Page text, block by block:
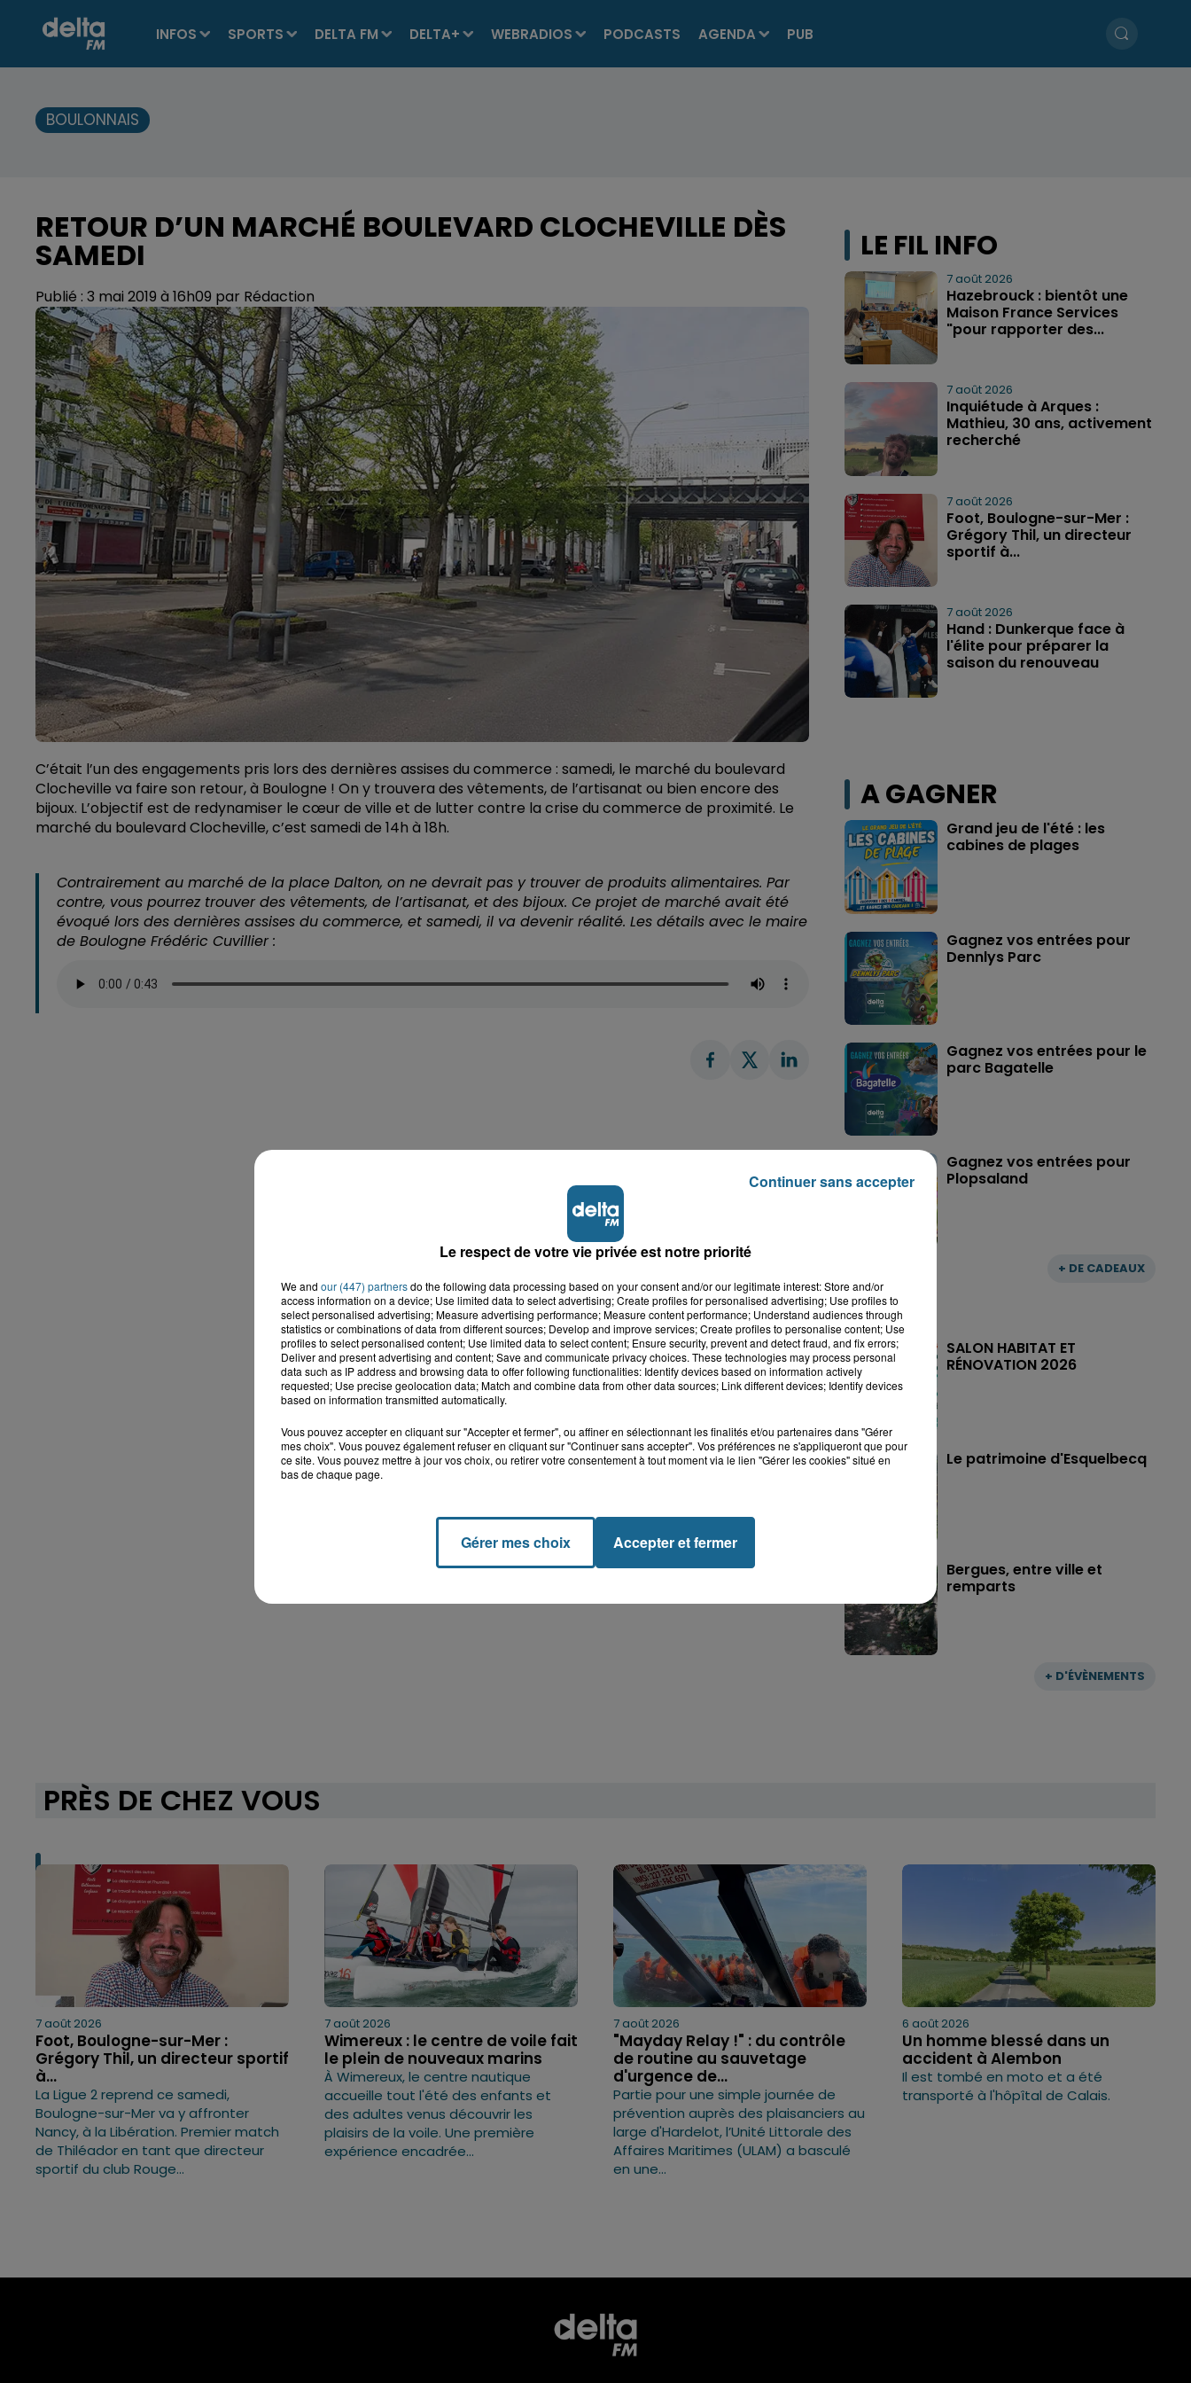
INFOS SPORTS DELTA FM DELTA+ WEBRADIOS PODCASTS AGENDA PUB
BOULONNAIS
RETOUR D’UN MARCHÉ BOULEVARD CLOCHEVILLE DÈS
SAMEDI
Publié : 3 mai 2019 à 16h09 par Rédaction
C’était l’un des engagements pris lors des dernières assises du commerce : samedi, le marché du boulevard
Clocheville va faire son retour, à Boulogne ! On y trouvera des vêtements, de l’artisanat ou bien encore des
bijoux. L’objectif est de redynamiser le cœur de ville et de lutter contre la crise du commerce de proximité. Le
marché du boulevard Clocheville, c’est samedi de 14h à 18h.
Contrairement au marché de la place Dalton, on ne devrait pas y trouver de produits alimentaires. Par
contre, vous pourrez trouver des vêtements, de l’artisanat, et des bijoux. Ce projet de marché avait été
évoqué lors des dernières assises du commerce, et samedi, il va devenir réalité. Les détails avec le maire
de Boulogne Frédéric Cuvillier :
LE FIL INFO
7 août 2026
Hazebrouck : bientôt une
Maison France Services
"pour rapporter des...
7 août 2026
Inquiétude à Arques :
Mathieu, 30 ans, activement
recherché
7 août 2026
Foot, Boulogne-sur-Mer :
Grégory Thil, un directeur
sportif à...
7 août 2026
Hand : Dunkerque face à
l'élite pour préparer la
saison du renouveau
A GAGNER
+ DE CADEAUX
Grand jeu de l'été : les
cabines de plages
Gagnez vos entrées pour
Dennlys Parc
Gagnez vos entrées pour le
parc Bagatelle
Gagnez vos entrées pour
Plopsaland
+ D'ÉVÈNEMENTS
SALON HABITAT ET
RÉNOVATION 2026
Le patrimoine d'Esquelbecq
Bergues, entre ville et
remparts
PRÈS DE CHEZ VOUS
7 août 2026
Foot, Boulogne-sur-Mer :
Grégory Thil, un directeur sportif
à...
La Ligue 2 reprend ce samedi,
Boulogne-sur-Mer va y affronter
Nancy, à la Libération. Premier match
de Thiléador en tant que directeur
sportif du club Rouge...
7 août 2026
Wimereux : le centre de voile fait
le plein de nouveaux marins
À Wimereux, le centre nautique
accueille tout l'été des enfants et
des adultes venus découvrir les
plaisirs de la voile. Une première
expérience encadrée...
7 août 2026
"Mayday Relay !" : du contrôle
de routine au sauvetage
d'urgence de...
Partie pour une simple journée de
prévention auprès des plaisanciers au
large d'Hardelot, l’Unité Littorale des
Affaires Maritimes (ULAM) a basculé
en une...
6 août 2026
Un homme blessé dans un
accident à Alembon
Il est tombé en moto et a été
transporté à l'hôpîtal de Calais.
Le respect de votre vie privée est notre priorité
We and our (447) partnersdo the following data processing based on your consent and/or our legitimate interest: Store and/or
access information on a device; Use limited data to select advertising; Create profiles for personalised advertising; Use profiles to
select personalised advertising; Measure advertising performance; Measure content performance; Understand audiences through
statistics or combinations of data from different sources; Develop and improve services; Create profiles to personalise content; Use
profiles to select personalised content; Use limited data to select content; Ensure security, prevent and detect fraud, and fix errors;
Deliver and present advertising and content; Save and communicate privacy choices. These technologies may process personal
data such as IP address and browsing data to offer following functionalities: Identify devices based on information actively
requested; Use precise geolocation data; Match and combine data from other data sources; Link different devices; Identify devices
based on information transmitted automatically.
Vous pouvez accepter en cliquant sur "Accepter et fermer", ou affiner en sélectionnant les finalités et/ou partenaires dans "Gérer
mes choix". Vous pouvez également refuser en cliquant sur "Continuer sans accepter". Vos préférences ne s'appliqueront que pour
ce site. Vous pouvez mettre à jour vos choix, ou retirer votre consentement à tout moment via le lien "Gérer les cookies" situé en
bas de chaque page.
Gérer mes choix Accepter et fermer
Continuer sans accepter